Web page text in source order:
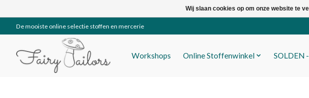
De mooiste online selectie stoffen en mercerie
Workshops Online Stoffenwinkel SOLDEN
Wij slaan cookies op om onze website te